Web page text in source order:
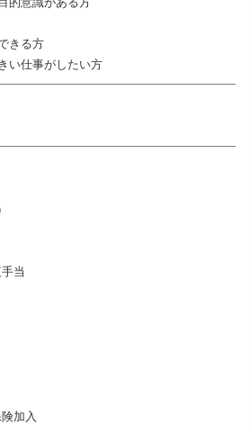
きる方
い仕事がしたい方
当
加入